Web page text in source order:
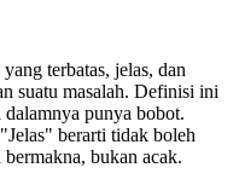
terbatas, jelas, dan
suatu masalah. Definisi ini
dalamnya punya bobot.
berarti tidak boleh
bukan acak.